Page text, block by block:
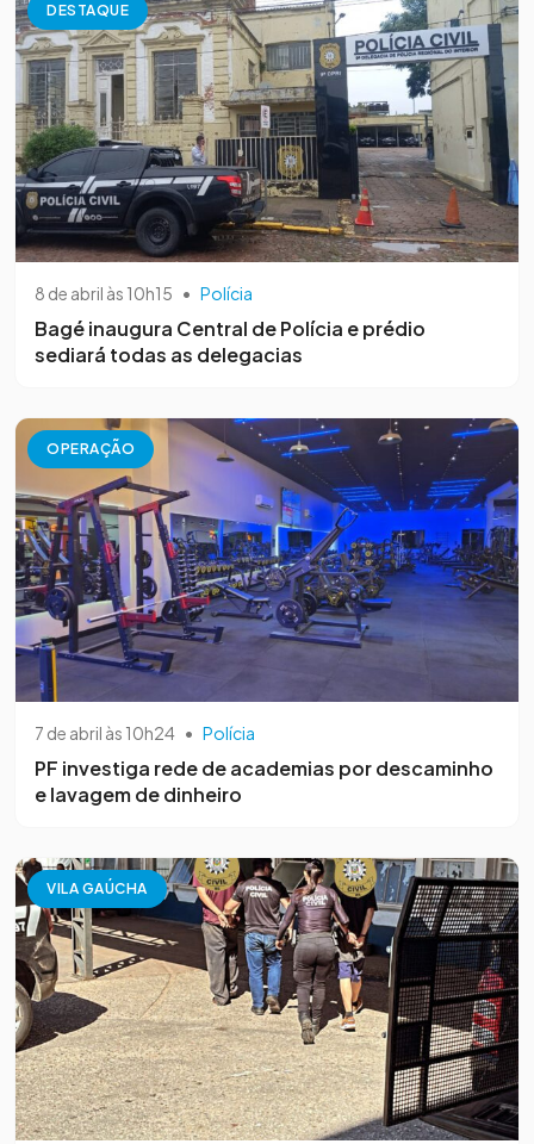
DESTAQUE
8 de abril às 10h15 • Polícia
Bagé inaugura Central de Polícia e prédio
sediará todas as delegacias
OPERAÇÃO
7 de abril às 10h24 • Polícia
PF investiga rede de academias por descaminho
e lavagem de dinheiro
VILA GAÚCHA